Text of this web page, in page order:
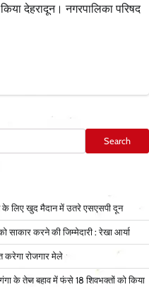
देहरादून। नगरपालिका परिषद
Search
लिए खुद मैदान में उतरे एसएसपी दून
साकार करने की जिम्मेदारी : रेखा आर्या
करेगा रोजगार मेले
के तेज बहाव में फंसे 18 शिवभक्तों को किया